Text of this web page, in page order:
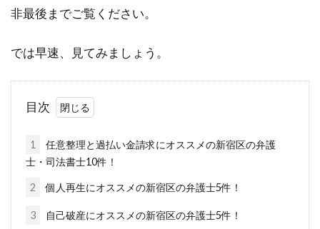
非最後までご覧ください。
では早速、見てみましょう。
目次
1
任意整理と過払い金請求にオススメの新宿区の弁護
士・司法書士10件！
2 個人再生にオススメの新宿区の弁護士5件！
3 自己破産にオススメの新宿区の弁護士5件！